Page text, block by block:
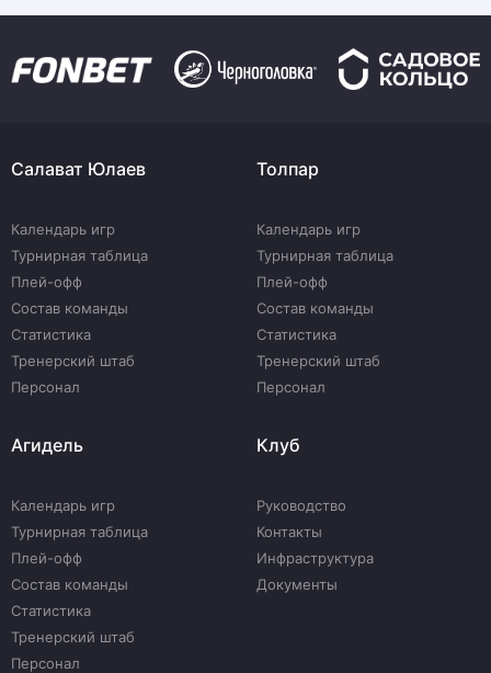
Салават Юлаев
Календарь игр
Турнирная таблица
Плей-офф
Состав команды
Статистика
Тренерский штаб
Персонал
Толпар
Календарь игр
Турнирная таблица
Плей-офф
Состав команды
Статистика
Тренерский штаб
Персонал
Агидель
Календарь игр
Турнирная таблица
Плей-офф
Состав команды
Статистика
Тренерский штаб
Персонал
Клуб
Руководство
Контакты
Инфраструктура
Документы